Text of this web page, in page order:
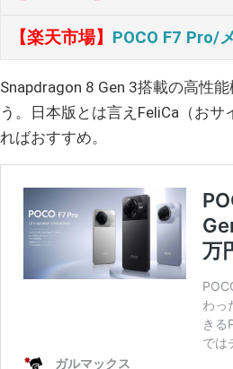
【楽天市場】 POCO F7 Pro/
Snapdragon 8 Gen 3搭載の高性
う。日本版とは言えFeliCa（お
ればおすすめ。